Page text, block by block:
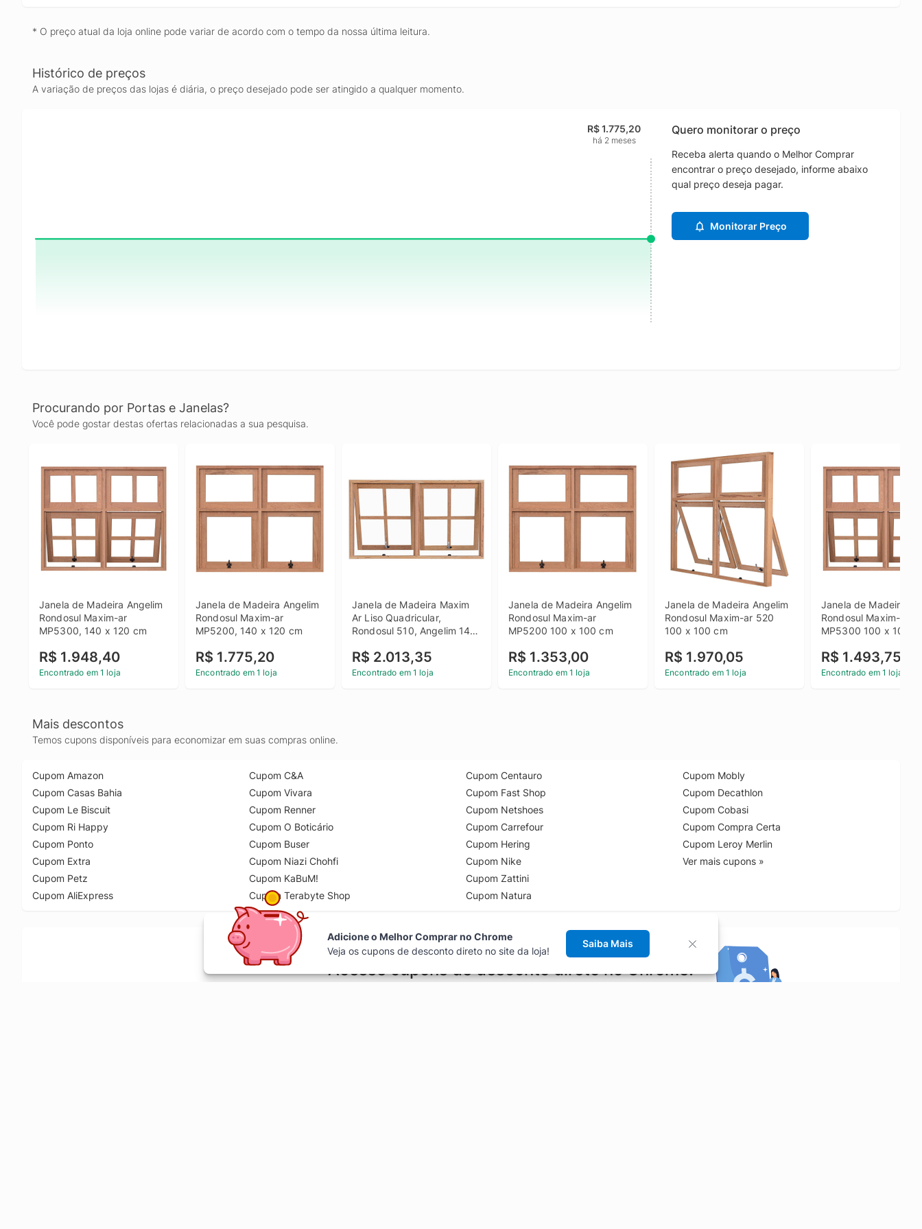
* O preço atual da loja online pode variar de acordo com o tempo da nossa última leitura.
Histórico de preços
A variação de preços das lojas é diária, o preço desejado pode ser atingido a qualquer momento.
R$ 1.775,20
há 2 meses
Quero monitorar o preço
Receba alerta quando o Melhor Comprar
encontrar o preço desejado, informe abaixo
qual preço deseja pagar.
Monitorar Preço
Procurando por Portas e Janelas?
Você pode gostar destas ofertas relacionadas a sua pesquisa.
Janela de Madeira Angelim
Rondosul Maxim-ar
MP5300, 140 x 120 cm
R$ 1.948,40
Encontrado em 1 loja
Janela de Madeira Angelim
Rondosul Maxim-ar
MP5200, 140 x 120 cm
R$ 1.775,20
Encontrado em 1 loja
Janela de Madeira Maxim
Ar Liso Quadricular,
Rondosul 510, Angelim 140
R$ 2.013,35
Encontrado em 1 loja
Janela de Madeira Angelim
Rondosul Maxim-ar
MP5200 100 x 100 cm
R$ 1.353,00
Encontrado em 1 loja
Janela de Madeira Angelim
Rondosul Maxim-ar 520
100 x 100 cm
R$ 1.970,05
Encontrado em 1 loja
Janela de Madeira
Rondosul Maxim-ar
MP5300 100 x 100
R$ 1.493,75
Encontrado em 1 loja
Mais descontos
Temos cupons disponíveis para economizar em suas compras online.
Cupom Amazon
Cupom Casas Bahia
Cupom Le Biscuit
Cupom Ri Happy
Cupom Ponto
Cupom Extra
Cupom Petz
Cupom AliExpress
Cupom C&A
Cupom Vivara
Cupom Renner
Cupom O Boticário
Cupom Buser
Cupom Niazi Chohfi
Cupom KaBuM!
Cupom Terabyte Shop
Cupom Centauro
Cupom Fast Shop
Cupom Netshoes
Cupom Carrefour
Cupom Hering
Cupom Nike
Cupom Zattini
Cupom Natura
Cupom Mobly
Cupom Decathlon
Cupom Cobasi
Cupom Compra Certa
Cupom Leroy Merlin
Ver mais cupons »
Acesse cupons de desconto direto no Chrome!
Adicione o Melhor Comprar no Chrome
Veja os cupons de desconto direto no site da loja!
Saiba Mais